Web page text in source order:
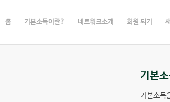
홈 기본소득이란? 네트워크소개 회원 되기
기본
기본소득